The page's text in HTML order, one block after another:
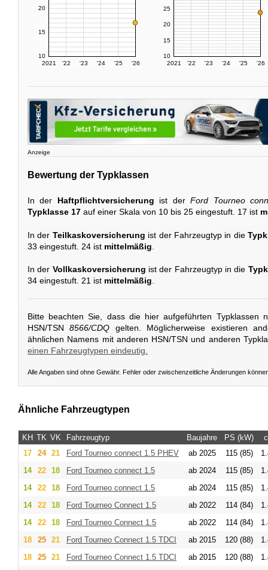
2021 '22 '23 '24 '25 '26
10
15
20
2021 '22 '23 '24 '25 '26
10
15
20
25
Anzeige
Bewertung der Typklassen
In der Haftpflichtversicherung ist derFord Tourneo
Typklasse 17 auf einer Skala von 10 bis 25 eingestuft. 17 ist
In der Teilkaskoversicherung ist der Fahrzeugtyp in die
33 eingestuft. 24 ist mittelmäßig
In der Vollkaskoversicherung ist der Fahrzeugtyp in die
34 eingestuft. 21 ist mittelmäßig.
Bitte beachten Sie, dass die hier aufgeführten Typklassen
HSN/TSN8566/CDQ gelten. Möglicherweise existieren
ähnlichen Namens mit anderen HSN/TSN und anderen
einen Fahrzeugtypen eindeutig.
Alle Angaben sind ohne Gewähr. Fehler oder zwischenzeitliche Änderungen
Ähnliche Fahrzeugtypen
KH TK VK Fahrzeugtyp Baujahre PS (kW)
17
24 21 Ford Tourneo connect 1.5 PHEV ab 2025 115 (85)
14
22 18 Ford Tourneo connect 1.5 ab 2024 115 (85)
14
22 18 Ford Tourneo connect 1.5 ab 2024 115 (85)
14
22 18 Ford Tourneo Connect 1.5 ab 2022 114 (84)
14
22 18 Ford Tourneo Connect 1.5 ab 2022 114 (84)
18
25 21 Ford Tourneo Connect 1.5 TDCI ab 2015 120 (88)
18
25 21 Ford Tourneo Connect 1.5 TDCI ab 2015 120 (88)